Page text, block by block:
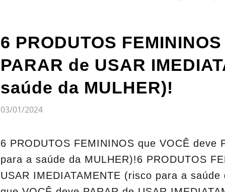
6 PRODUTOS
PARAR de USAR
saúde da MULHER)!
03/01/2024
6 PRODUTOS FEMININOS que VOCÊ deve
para a saúde da MULHER)!6 PRODUTOS
USAR IMEDIATAMENTE (risco para a